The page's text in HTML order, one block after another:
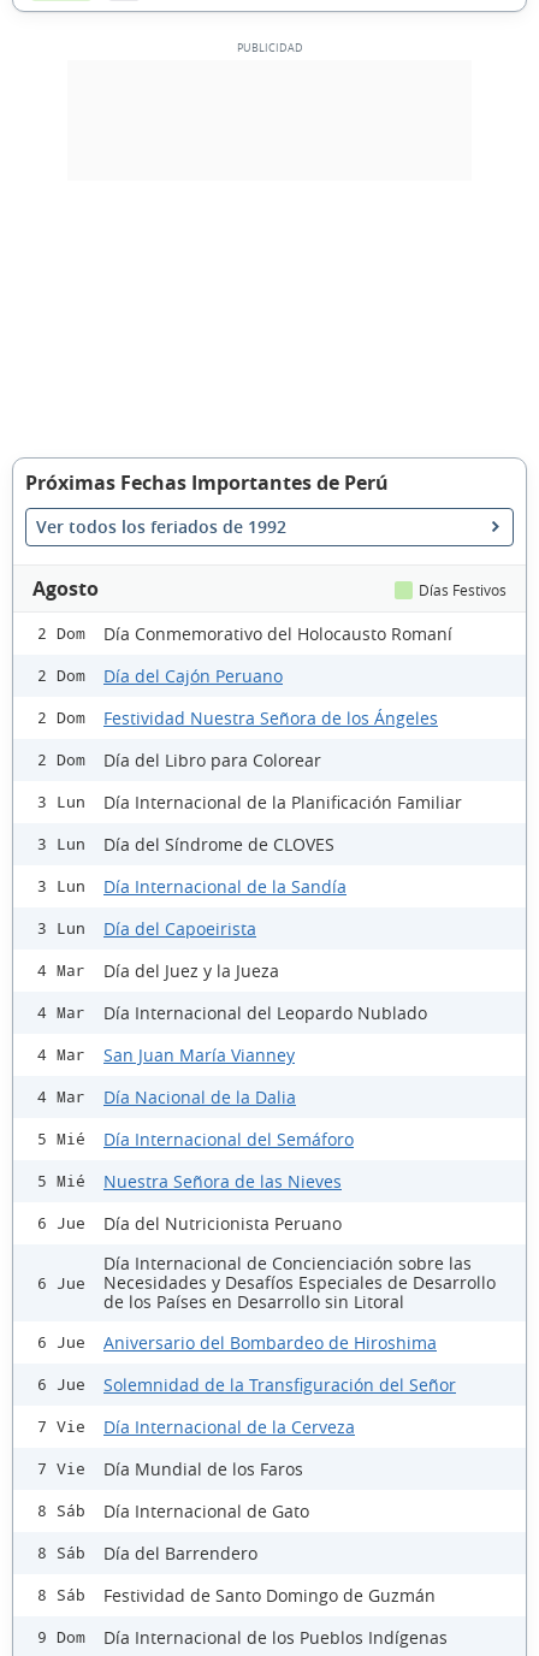
Próximas Fechas Importantes de Perú
Ver todos los feriados de 1992
Agosto Días Festivos
2 Dom Día Conmemorativo del Holocausto Romaní
2 Dom Día del Cajón Peruano
2 Dom Festividad Nuestra Señora de los Ángeles
2 Dom Día del Libro para Colorear
3 Lun Día Internacional de la Planificación Familiar
3 Lun Día del Síndrome de CLOVES
3 Lun Día Internacional de la Sandía
3 Lun Día del Capoeirista
4 Mar Día del Juez y la Jueza
4 Mar Día Internacional del Leopardo Nublado
4 Mar San Juan María Vianney
4 Mar Día Nacional de la Dalia
5 Mié Día Internacional del Semáforo
5 Mié Nuestra Señora de las Nieves
6 Jue Día del Nutricionista Peruano
6 Jue
Día Internacional de Concienciación sobre las
Necesidades y Desafíos Especiales de Desarrollo
de los Países en Desarrollo sin Litoral
6 Jue Aniversario del Bombardeo de Hiroshima
6 Jue Solemnidad de la Transfiguración del Señor
7 Vie Día Internacional de la Cerveza
7 Vie Día Mundial de los Faros
8 Sáb Día Internacional de Gato
8 Sáb Día del Barrendero
8 Sáb Festividad de Santo Domingo de Guzmán
9 Dom Día Internacional de los Pueblos Indígenas